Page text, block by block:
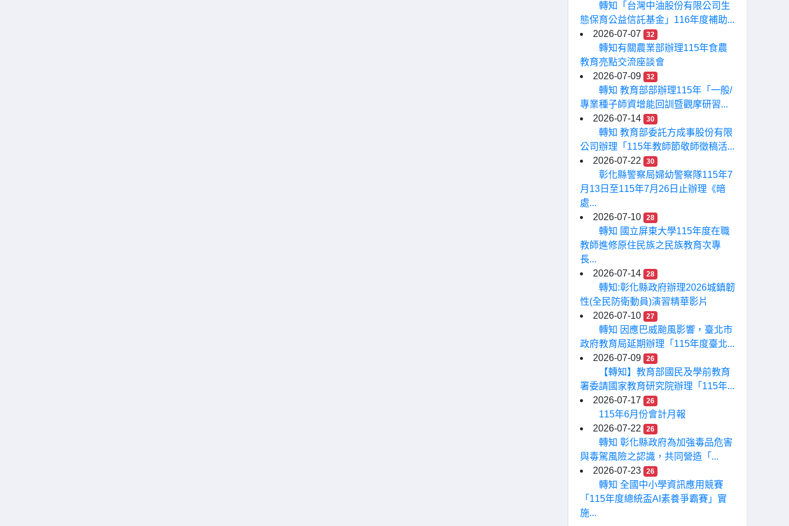
轉知「台灣中油股份有限公司生
態保育公益信託基金」116年度補助...
2026-07-07
32
轉知有關農業部辦理115年食農
教育亮點交流座談會
2026-07-09
32
轉知 教育部部辦理115年「一般/
專業種子師資增能回訓暨觀摩研習...
2026-07-14
30
轉知 教育部委託方成事股份有限
公司辦理「115年教師節敬師徵稿活...
2026-07-22
30
彰化縣警察局婦幼警察隊115年7
月13日至115年7月26日止辦理《暗
處...
2026-07-10
28
轉知 國立屏東大學115年度在職
教師進修原住民族之民族教育次專
長...
2026-07-14
28
轉知:彰化縣政府辦理2026城鎮韌
性(全民防衛動員)演習精華影片
2026-07-10
27
轉知 因應巴威颱風影響，臺北市
政府教育局延期辦理「115年度臺北...
2026-07-09
26
【轉知】教育部國民及學前教育
署委請國家教育研究院辦理「115年...
2026-07-17
26
115年6月份會計月報
2026-07-22
26
轉知 彰化縣政府為加強毒品危害
與毒駕風險之認識，共同營造「...
2026-07-23
26
轉知 全國中小學資訊應用競賽
「115年度總統盃AI素養爭霸賽」實
施...